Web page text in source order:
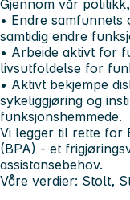
Gjennom vår
• Endre
samtidig endre
• Arbeide aktivt for
livsutfoldelse for
• Aktivt bekjempe
sykeliggjøring og
funksjonshemmede.
Vi legger til rette for
(BPA) - et
assistansebehov.
Våre verdier: Stolt,